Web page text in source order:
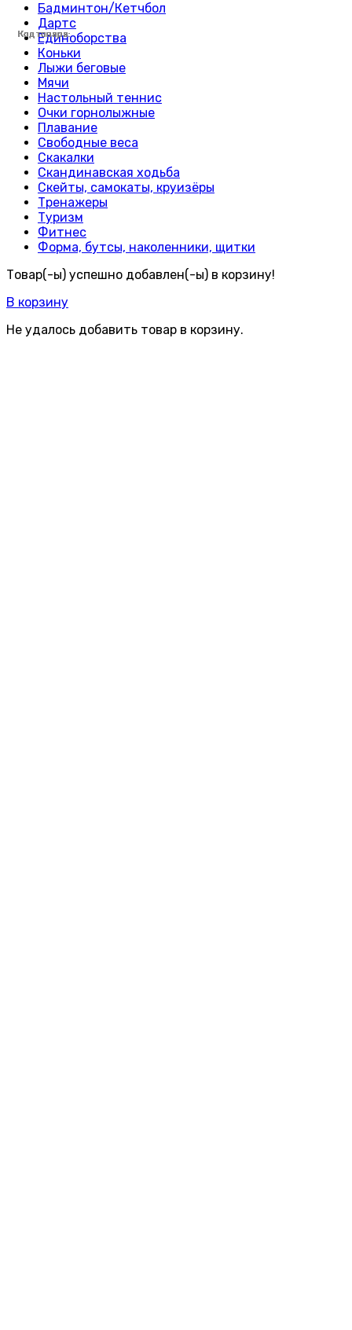
Код товара:
Код товара:
Код товара:
Код товара:
Код товара:
Код товара:
Код товара:
Код товара:
Код товара:
Код товара:
Код товара:
Код товара:
Код товара:
Код товара:
Код товара:
Код товара:
Код товара:
Код товара:
Код товара:
Код товара:
Код товара:
Код товара:
Код товара:
Код товара:
Бадминтон/Кетчбол
Дартс
Единоборства
Коньки
Лыжи беговые
Мячи
Настольный теннис
Очки горнолыжные
Плавание
Свободные веса
Скакалки
Скандинавская ходьба
Скейты, самокаты, круизёры
Тренажеры
Туризм
Фитнес
Форма, бутсы, наколенники, щитки
Товар(-ы) успешно добавлен(-ы) в корзину!
В корзину
Не удалось добавить товар в корзину.